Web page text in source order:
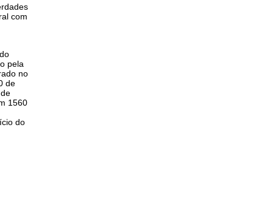
com
pela
no
de
1560
do